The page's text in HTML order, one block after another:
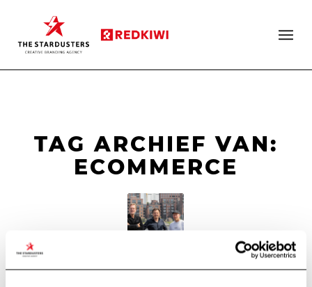
TAG ARCHIEF VAN:
ECOMMERCE
NU NOG MEER